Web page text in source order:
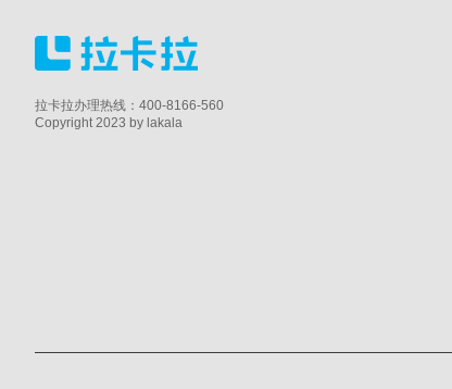
拉卡拉办理热线：400-8166-560
Copyright 2023 by lakala